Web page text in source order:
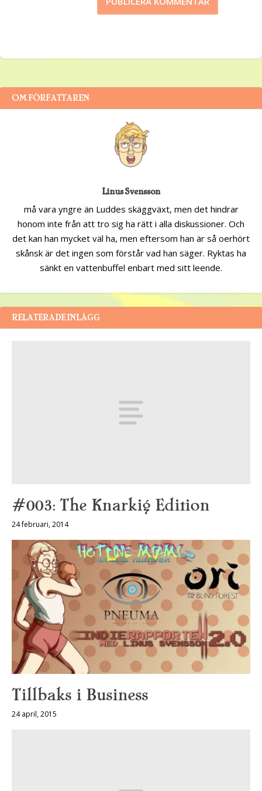
OM FÖRFATTAREN
Linus Svensson
må vara yngre än Luddes skäggväxt, men det hindrar
honom inte från att tro sig ha rätt i alla diskussioner. Och
det kan han mycket väl ha, men eftersom han är så oerhört
skånsk är det ingen som förstår vad han säger. Ryktas ha
sänkt en vattenbuffel enbart med sitt leende.
RELATERADE INLÄGG
#003: The Knarkig Edition
24 februari, 2014
Tillbaks i Business
24 april, 2015